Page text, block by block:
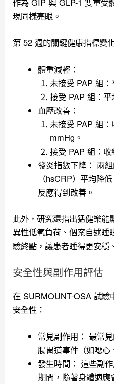
現同樣亮眼。
第 52 週的關鍵健康指標變
體重減輕：
未接受 PAP 組：
接受 PAP 組：平
血壓改善：
未接受 PAP 組
mmHg。
接受 PAP 組：
發炎指數下降： 兩
（hsCRP）平均降
反應得到改善。
此外，研究還指出猛健樂
異性低氧負荷、個案自述睡
驗終點，讓患者睡得更安穩
安全性與副作用評估
在 SURMOUNT-OSA 試
安全性：
常見副作用： 最常
腸胃道事件（如噁心
發生時間： 這些副
期間，隨著身體適應